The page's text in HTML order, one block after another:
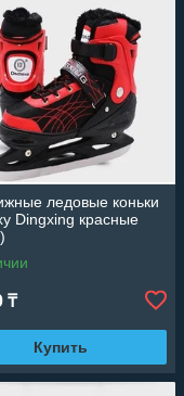
ледовые коньки
Dingxing красные
₸
Купить